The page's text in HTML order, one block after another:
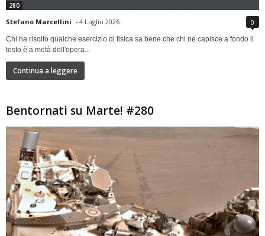
280
Stefano Marcellini - 4 Luglio 2026 0
Chi ha risolto qualche esercizio di fisica sa bene che chi ne capisce a fondo il
testo è a metà dell'opera...
Continua a leggere
Bentornati su Marte! #280